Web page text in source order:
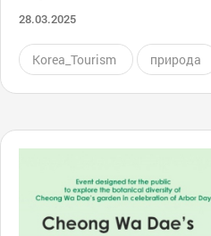
28.03.2025
Korea_Tourism природа